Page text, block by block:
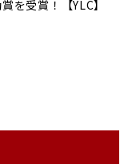
を受賞！【YLC】